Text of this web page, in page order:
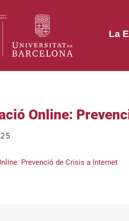
La
Online:
Prevenció de Crisis a Internet